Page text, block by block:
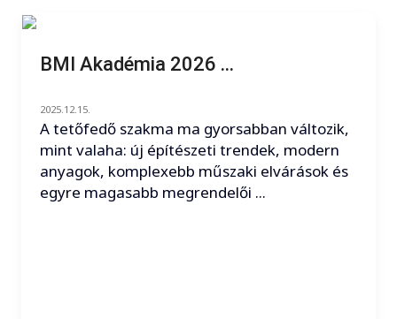
BMI Akadémia 2026 ...
2025.12.15.
A tetőfedő szakma ma gyorsabban változik,
mint valaha: új építészeti trendek, modern
anyagok, komplexebb műszaki elvárások és
egyre magasabb megrendelői ...